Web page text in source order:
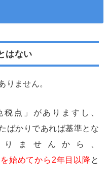
はない
りません。
点」がありますし、
ばかりであれば基準とな
ませんから、
始めてから2年目以降 と